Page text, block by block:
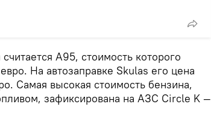
А95, стоимость которого
На автозаправке Skulas его цена
Самая высокая стоимость бензина,
зафиксирована на АЗС Circle K —